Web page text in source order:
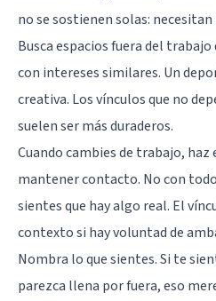
no se sostienen solas:
Busca espacios fuera del
con intereses similares. Un
creativa. Los vínculos que no
suelen ser más duraderos.
Cuando cambies de trabajo,
mantener contacto. No con
sientes que hay algo real. El
contexto si hay voluntad de
Nombra lo que sientes. Si te
parezca llena por fuera, eso